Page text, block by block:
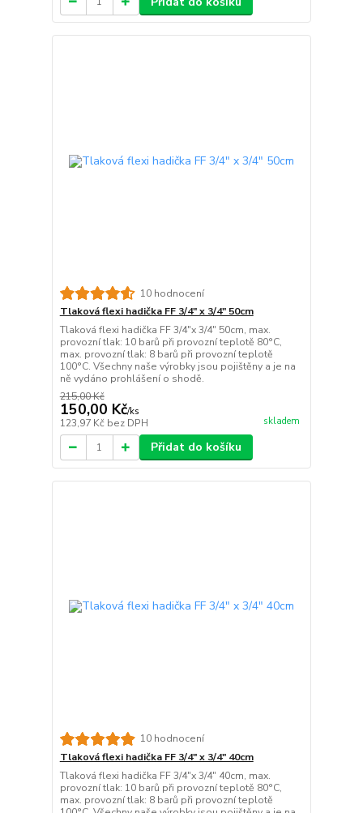
10 hodnocení
Tlaková flexi hadička FF 3/4" x 3/4" 50cm
Tlaková flexi hadička FF 3/4"x 3/4" 50cm, max.
provozní tlak: 10 barů při provozní teplotě 80°C,
max. provozní tlak: 8 barů při provozní teplotě
100°C. Všechny naše výrobky jsou pojištěny a je na
ně vydáno prohlášení o shodě.
215,00 Kč
150,00 Kč/ks
123,97 Kč bez DPH skladem
Přidat do košíku
10 hodnocení
Tlaková flexi hadička FF 3/4" x 3/4" 40cm
Tlaková flexi hadička FF 3/4"x 3/4" 40cm, max.
provozní tlak: 10 barů při provozní teplotě 80°C,
max. provozní tlak: 8 barů při provozní teplotě